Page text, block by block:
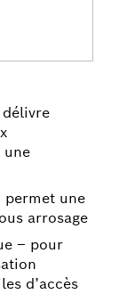
une
permet une
arrosage
– pour
d’accès